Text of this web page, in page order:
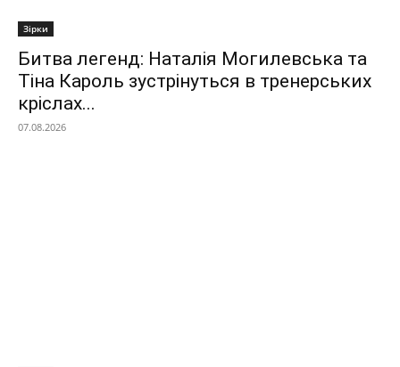
Зірки
Битва легенд: Наталія Могилевська та
Тіна Кароль зустрінуться в тренерських
кріслах...
07.08.2026